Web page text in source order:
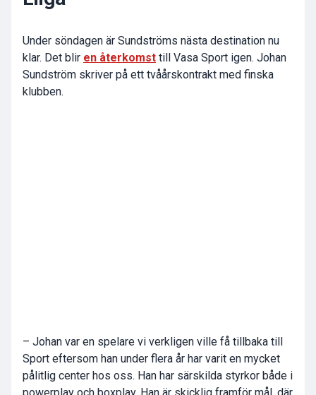
Under söndagen är Sundströms nästa destination nu
klar. Det blir en återkomst till Vasa Sport igen. Johan
Sundström skriver på ett tvåårskontrakt med finska
klubben.
– Johan var en spelare vi verkligen ville få tillbaka till
Sport eftersom han under flera år har varit en mycket
pålitlig center hos oss. Han har särskilda styrkor både i